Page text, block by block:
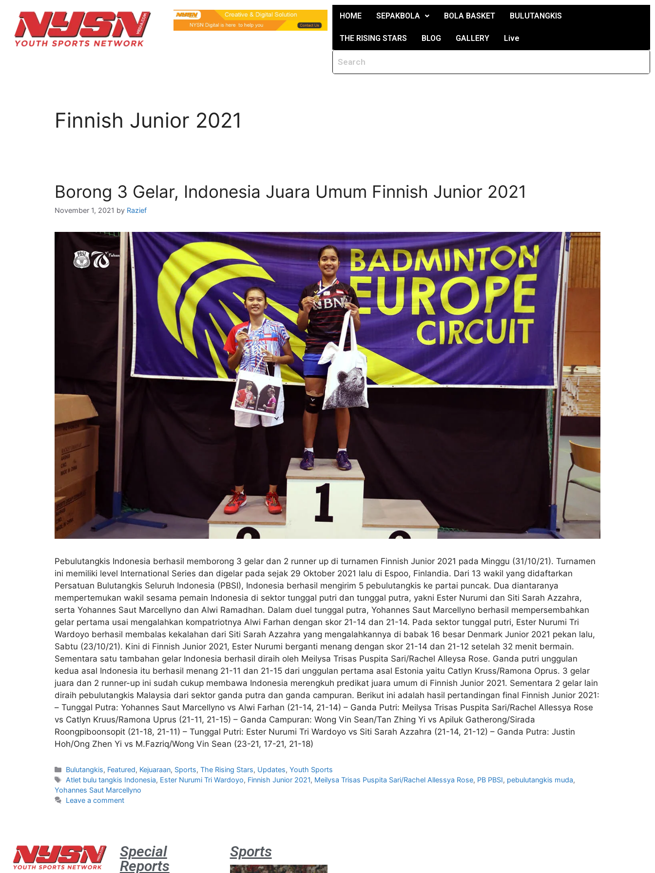
HOME SEPAKBOLA BOLA BASKET BULUTANGKIS
THE RISING STARS BLOG GALLERY Live
Finnish Junior 2021
Borong 3 Gelar, Indonesia Juara Umum Finnish Junior 2021
November 1, 2021 by Razief
Pebulutangkis Indonesia berhasil memborong 3 gelar dan 2 runner up di turnamen Finnish Junior 2021 pada Minggu (31/10/21). Turnamen
ini memiliki level International Series dan digelar pada sejak 29 Oktober 2021 lalu di Espoo, Finlandia. Dari 13 wakil yang didaftarkan
Persatuan Bulutangkis Seluruh Indonesia (PBSI), Indonesia berhasil mengirim 5 pebulutangkis ke partai puncak. Dua diantaranya
mempertemukan wakil sesama pemain Indonesia di sektor tunggal putri dan tunggal putra, yakni Ester Nurumi dan Siti Sarah Azzahra,
serta Yohannes Saut Marcellyno dan Alwi Ramadhan. Dalam duel tunggal putra, Yohannes Saut Marcellyno berhasil mempersembahkan
gelar pertama usai mengalahkan kompatriotnya Alwi Farhan dengan skor 21-14 dan 21-14. Pada sektor tunggal putri, Ester Nurumi Tri
Wardoyo berhasil membalas kekalahan dari Siti Sarah Azzahra yang mengalahkannya di babak 16 besar Denmark Junior 2021 pekan lalu,
Sabtu (23/10/21). Kini di Finnish Junior 2021, Ester Nurumi berganti menang dengan skor 21-14 dan 21-12 setelah 32 menit bermain.
Sementara satu tambahan gelar Indonesia berhasil diraih oleh Meilysa Trisas Puspita Sari/Rachel Alleysa Rose. Ganda putri unggulan
kedua asal Indonesia itu berhasil menang 21-11 dan 21-15 dari unggulan pertama asal Estonia yaitu Catlyn Kruss/Ramona Oprus. 3 gelar
juara dan 2 runner-up ini sudah cukup membawa Indonesia merengkuh predikat juara umum di Finnish Junior 2021. Sementara 2 gelar lain
diraih pebulutangkis Malaysia dari sektor ganda putra dan ganda campuran. Berikut ini adalah hasil pertandingan final Finnish Junior 2021:
– Tunggal Putra: Yohannes Saut Marcellyno vs Alwi Farhan (21-14, 21-14) – Ganda Putri: Meilysa Trisas Puspita Sari/Rachel Allessya Rose
vs Catlyn Kruus/Ramona Uprus (21-11, 21-15) – Ganda Campuran: Wong Vin Sean/Tan Zhing Yi vs Apiluk Gatherong/Sirada
Roongpiboonsopit (21-18, 21-11) – Tunggal Putri: Ester Nurumi Tri Wardoyo vs Siti Sarah Azzahra (21-14, 21-12) – Ganda Putra: Justin
Hoh/Ong Zhen Yi vs M.Fazriq/Wong Vin Sean (23-21, 17-21, 21-18)
Bulutangkis, Featured, Kejuaraan, Sports,The Rising Stars, Updates,Youth Sports
Atlet bulu tangkis Indonesia, Ester Nurumi Tri Wardoyo, Finnish Junior 2021, Meilysa Trisas Puspita Sari/Rachel Allessya Rose, PB PBSI, pebulutangkis muda,
Yohannes Saut Marcellyno
Leave a comment
Special
Reports
Sports